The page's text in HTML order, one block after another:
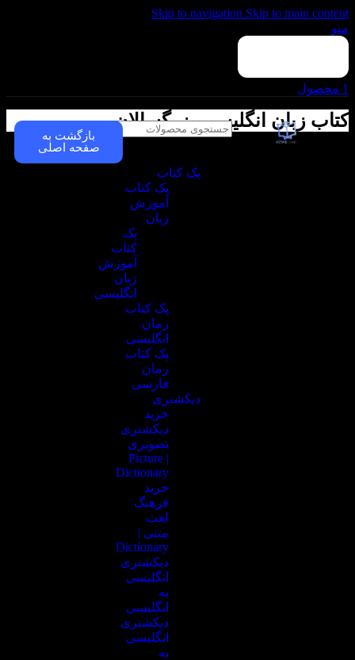
Skip to navigation Skip to main content
منو
1 محصول
کتاب زبان انگلیسی بزرگسالان
پک کتاب
پک کتاب
آموزش
زبان
پک
کتاب
آموزش
زبان
انگلیسی
پک کتاب
رمان
انگلیسی
پک کتاب
رمان
فارسی
دیکشنری
خرید
دیکشنری
تصویری
| Picture
Dictionary
خرید
فرهنگ
لغت
متنی |
Dictionary
دیکشنری
انگلیسی
به
انگلیسی
دیکشنری
انگلیسی
به
بازگشت به
صفحه اصلی